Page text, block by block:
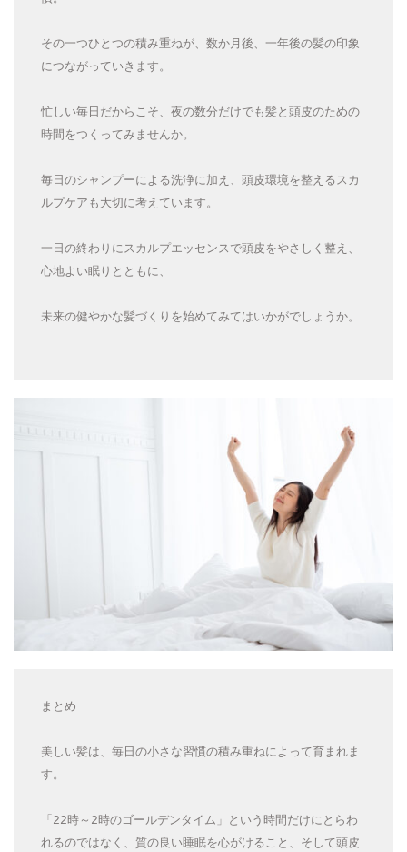
その一つひとつの積み重ねが、数か月後、一年後の髪の印象
につながっていきます。
忙しい毎日だからこそ、夜の数分だけでも髪と頭皮のための
時間をつくってみませんか。
毎日のシャンプーによる洗浄に加え、頭皮環境を整えるスカ
ルプケアも大切に考えています。
一日の終わりにスカルプエッセンスで頭皮をやさしく整え、
心地よい眠りとともに、
未来の健やかな髪づくりを始めてみてはいかがでしょうか。
まとめ
美しい髪は、毎日の小さな習慣の積み重ねによって育まれま
す。
「22時～2時のゴールデンタイム」という時間だけにとらわ
れるのではなく、質の良い睡眠を心がけること、そして頭皮